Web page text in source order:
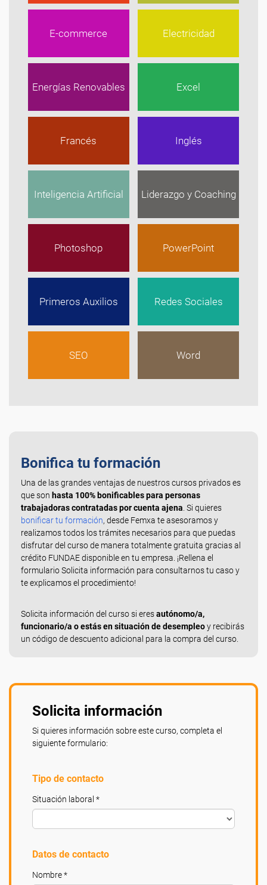
E-commerce Electricidad
Energías Renovables Excel
Francés Inglés
Inteligencia Artificial Liderazgo y Coaching
Photoshop PowerPoint
Primeros Auxilios Redes Sociales
SEO Word
Bonifica tu formación
Una de las grandes ventajas de nuestros cursos privados es
que son hasta 100% bonificables para personas
trabajadoras contratadas por cuenta ajena . Si quieres
bonificar tu formación, desde Femxa te asesoramos y
realizamos todos los trámites necesarios para que puedas
disfrutar del curso de manera totalmente gratuita gracias al
crédito FUNDAE disponible en tu empresa. ¡Rellena el
formulario Solicita información para consultarnos tu caso y
te explicamos el procedimiento!
Solicita información del curso si eresautónomo/a,
funcionario/a o estás en situación de desempleoy recibirás
un código de descuento adicional para la compra del curso.
Solicita información
Si quieres información sobre este curso, completa el
siguiente formulario:
Tipo de contacto
Situación laboral *
Datos de contacto
Nombre *